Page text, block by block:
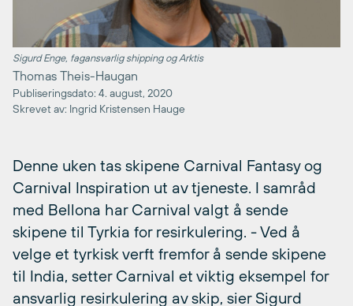
Sigurd Enge, fagansvarlig shipping og Arktis
Thomas Theis-Haugan
Publiseringsdato: 4. august, 2020
Skrevet av: Ingrid Kristensen Hauge
Denne uken tas skipene Carnival Fantasy og
Carnival Inspiration ut av tjeneste. I samråd
med Bellona har Carnival valgt å sende
skipene til Tyrkia for resirkulering. - Ved å
velge et tyrkisk verft fremfor å sende skipene
til India, setter Carnival et viktig eksempel for
ansvarlig resirkulering av skip, sier Sigurd